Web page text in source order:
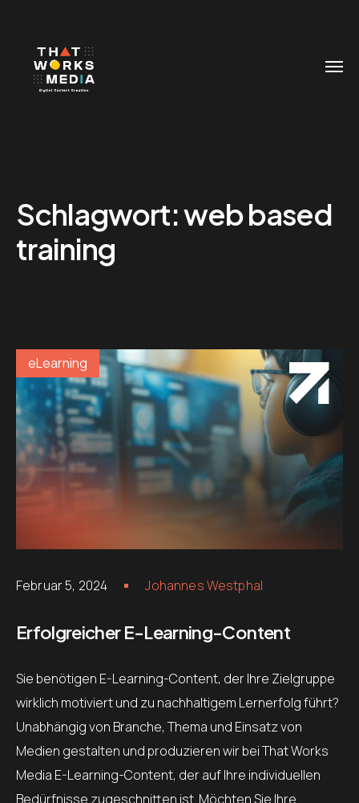
Schlagwort:web based
training
eLearning
Februar 5, 2024 Johannes Westphal
Erfolgreicher E-Learning-Content
Sie benötigen E-Learning-Content, der Ihre Zielgruppe
wirklich motiviert und zu nachhaltigem Lernerfolg führt?
Unabhängig von Branche, Thema und Einsatz von
Medien gestalten und produzieren wir bei That Works
Media E-Learning-Content, der auf Ihre individuellen
Bedürfnisse zugeschnitten ist. Möchten Sie Ihre